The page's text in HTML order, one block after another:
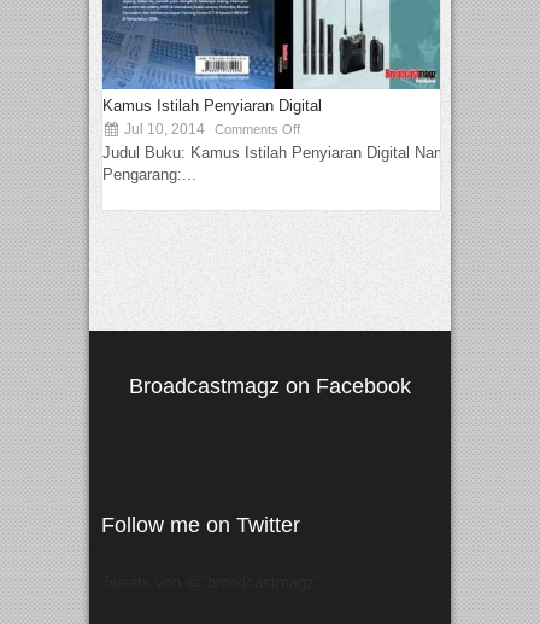
Kamus Istilah Penyiaran Digital
Jul 10, 2014 Comments Off
Judul Buku: Kamus Istilah Penyiaran Digital Nama
Pengarang:...
Broadcastmagz on Facebook
Follow me on Twitter